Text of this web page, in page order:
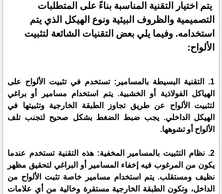
يتم اختيار التقنية المناسبة بناءً على المتطلبات
التصميمية والظروف البيئية ونوع الهيكل الذي يتم
استخدامه. وفيما يلي بعض التقنيات الشائعة لتثبيت
الألواح:
1. التقنية البسيطة بالمسامير: تستخدم في تثبيت الألواح على
الهياكل الفولاذية أو الخشبية. يتم استخدام مسامير أو براغي
لتثبيت الألواح عن طريق تجاوز الطبقة الخارجية وتثبيتها في
الهيكل الداخلي. يجب ضبط الضغط بشكل صحيح لتجنب تلف
الألواح أو تشوهها.
2. نظام التثبيت بالمسامير المخفية: هذه التقنية تستخدم عندما
يكون من المرغوب فيه إخفاء المسامير أو البراغي لتحقيق مظهر
نظيف ومستقلب. يتم استخدام مسامير خاصة تثبت الألواح من
الداخل، وتكون الطبقة الخارجية مستقرة وخالية من أي علامات